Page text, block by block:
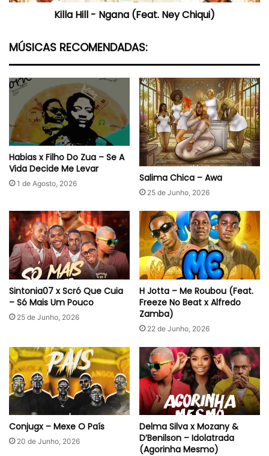
Killa Hill - Ngana (Feat. Ney Chiqui)
MÚSICAS RECOMENDADAS:
Habias x Filho Do Zua – Se A
Vida Decide Me Levar
1 de Agosto, 2026 Salima Chica – Awa
25 de Junho, 2026
Sintonia07 x Scró Que Cuia
– Só Mais Um Pouco
25 de Junho, 2026
H Jotta – Me Roubou (Feat.
Freeze No Beat x Alfredo
Zamba)
22 de Junho, 2026
Conjugx – Mexe O País
20 de Junho, 2026
Delma Silva x Mozany &
D’Benilson – Idolatrada
(Agorinha Mesmo)